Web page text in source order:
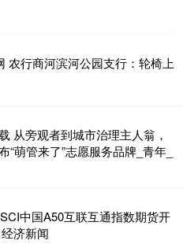
农行商河滨河公园支行：轮椅上
从旁观者到城市治理主人翁，
“萌管来了”志愿服务品牌_青年_
中国A50互联互通指数期货开
济新闻